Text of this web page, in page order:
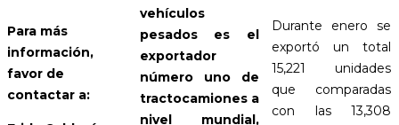
Para más
información,
favor de
contactar a:
vehículos
pesados es el
exportador
número uno de
tractocamiones a
nivel mundial,
Durante enero se
exportó un total
15,221 unidades
que comparadas
con las 13,308